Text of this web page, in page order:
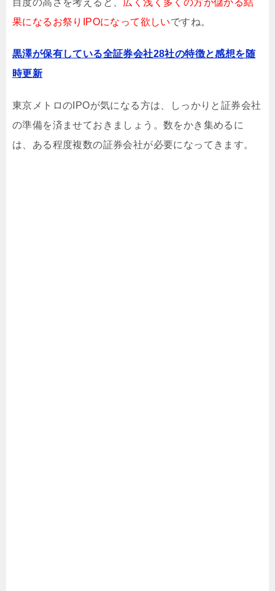
目度の高さを考えると、 広く浅く多くの方が儲かる結
果になるお祭りIPOになって欲しいですね。
黒澤が保有している全証券会社28社の特徴と感想を随
時更新
東京メトロのIPOが気になる方は、しっかりと証券会社
の準備を済ませておきましょう。数をかき集めるに
は、ある程度複数の証券会社が必要になってきます。